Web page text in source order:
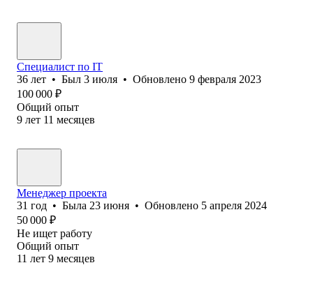
Специалист по IT
36 лет • Был 3 июля • Обновлено 9 февраля 2023
100 000 ₽
Общий опыт
9 лет 11 месяцев
Менеджер проекта
31 год • Была 23 июня • Обновлено 5 апреля 2024
50 000 ₽
Не ищет работу
Общий опыт
11 лет 9 месяцев